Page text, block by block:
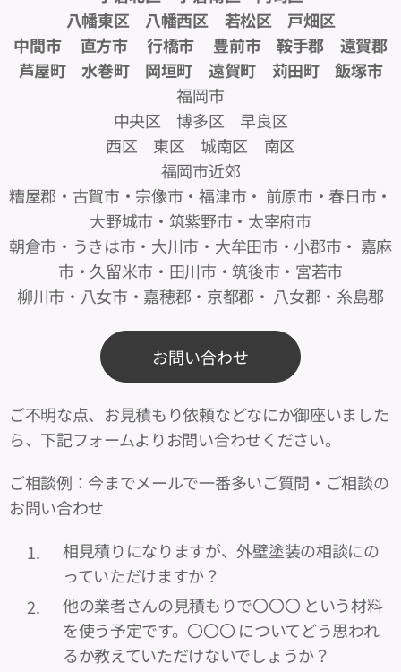
八幡東区 八幡西区 若松区 戸畑区
中間市 直方市 行橋市 豊前市 鞍手郡 遠賀郡
芦屋町 水巻町 岡垣町 遠賀町 苅田町 飯塚市
福岡市
中央区 博多区 早良区
西区 東区 城南区 南区
福岡市近郊
糟屋郡・古賀市・宗像市・福津市・ 前原市・春日市・
大野城市・筑紫野市・太宰府市
朝倉市・うきは市・大川市・大牟田市・小郡市・ 嘉麻
市・久留米市・田川市・筑後市・宮若市
柳川市・八女市・嘉穂郡・京都郡・ 八女郡・糸島郡
お問い合わせ
ご不明な点、お見積もり依頼などなにか御座いました
ら、下記フォームよりお問い合わせください。
ご相談例：今までメールで一番多いご質問・ご相談の
お問い合わせ
相見積りになりますが、外壁塗装の相談にの
っていただけますか？
他の業者さんの見積もりで〇〇〇 という材料
を使う予定です。〇〇〇 についてどう思われ
るか教えていただけないでしょうか？